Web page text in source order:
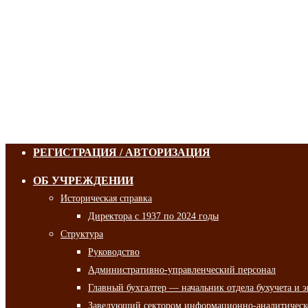
РЕГИСТРАЦИЯ / АВТОРИЗАЦИЯ
ОБ УЧРЕЖДЕНИИ
Историческая справка
Директора с 1937 по 2024 годы
Структура
Руководство
Административно-управленческий персонал
Главный бухгалтер — начальник отдела бухучета и
Заведующий сектором информационно-